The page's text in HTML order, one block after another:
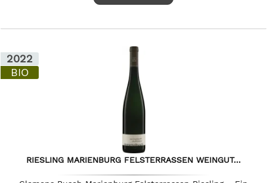
2022
BIO
RIESLING MARIENBURG FELSTERRASSEN WEINGUT...